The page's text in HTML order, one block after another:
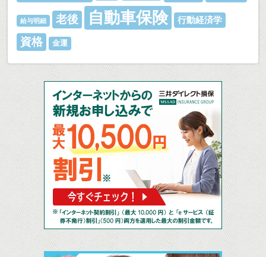
給与明細 老後 自動車保険 行動経済学
資格 金運